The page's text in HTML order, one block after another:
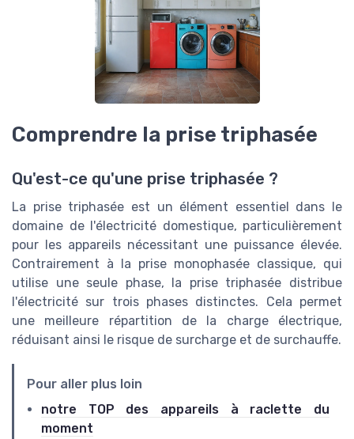
Comprendre la prise triphasée
Qu'est-ce qu'une prise triphasée ?
La prise triphasée est un élément essentiel dans le
domaine de l'électricité domestique, particulièrement
pour les appareils nécessitant une puissance élevée.
Contrairement à la prise monophasée classique, qui
utilise une seule phase, la prise triphasée distribue
l'électricité sur trois phases distinctes. Cela permet
une meilleure répartition de la charge électrique,
réduisant ainsi le risque de surcharge et de surchauffe.
Pour aller plus loin
notre TOP des appareils à raclette du
moment